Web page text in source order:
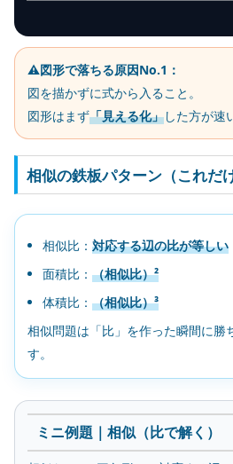
⚠️図形で落ちる原因No.1：
図を描かずに式から入ること。
図形はまず「見える化」した方が速
相似の鉄板パターン（これだ
相似比： 対応する辺の比が等しい
面積比： （相似比）²
体積比： （相似比）³
相似問題は「比」を作った瞬間に勝
す。
ミニ例題｜相似（比で解く）